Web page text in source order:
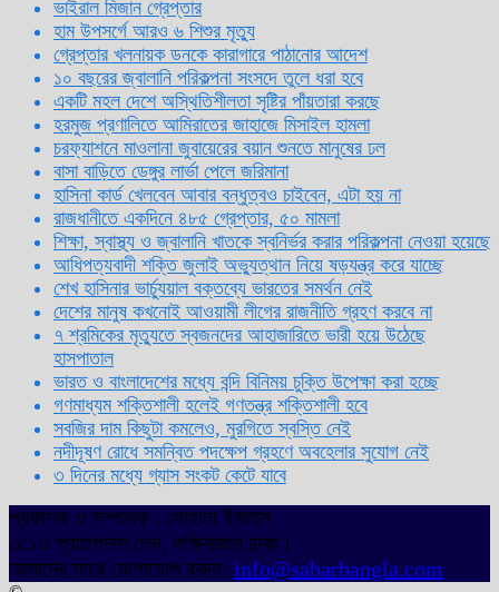
ভাইরাল মিজান গ্রেপ্তার
হাম উপসর্গে আরও ৬ শিশুর মৃত্যু
গ্রেপ্তার খলনায়ক ডনকে কারাগারে পাঠানোর আদেশ
১০ বছরের জ্বালানি পরিকল্পনা সংসদে তুলে ধরা হবে
একটি মহল দেশে অস্থিতিশীলতা সৃষ্টির পাঁয়তারা করছে
হরমুজ প্রণালিতে আমিরাতের জাহাজে মিসাইল হামলা
চরফ্যাশনে মাওলানা জুবায়েরের বয়ান শুনতে মানুষের ঢল
বাসা বাড়িতে ডেঙ্গুর লার্ভা পেলে জরিমানা
হাসিনা কার্ড খেলবেন আবার বন্ধুত্বও চাইবেন, এটা হয় না
রাজধানীতে একদিনে ৪৮৫ গ্রেপ্তার, ৫০ মামলা
শিক্ষা, স্বাস্থ্য ও জ্বালানি খাতকে স্বনির্ভর করার পরিকল্পনা নেওয়া হয়েছে
আধিপত্যবাদী শক্তি জুলাই অভ্যুত্থান নিয়ে ষড়যন্ত্র করে যাচ্ছে
শেখ হাসিনার ভার্চ্যুয়াল বক্তব্যে ভারতের সমর্থন নেই
দেশের মানুষ কখনোই আওয়ামী লীগের রাজনীতি গ্রহণ করবে না
৭ শ্রমিকের মৃত্যুতে স্বজনদের আহাজারিতে ভারী হয়ে উঠেছে
হাসপাতাল
ভারত ও বাংলাদেশের মধ্যে বন্দি বিনিময় চুক্তি উপেক্ষা করা হচ্ছে
গণমাধ্যম শক্তিশালী হলেই গণতন্ত্র শক্তিশালী হবে
সবজির দাম কিছুটা কমলেও, মুরগিতে স্বস্তি নেই
নদীদূষণ রোধে সমন্বিত পদক্ষেপ গ্রহণে অবহেলার সুযোগ নেই
৩ দিনের মধ্যে গ্যাস সংকট কেটে যাবে
প্রকাশক ও সম্পাদক : সোহানা ইসলাম
৩/১৩ প্রতাপদাশ লেন, লক্ষিবাজার ঢাকা।
আমাদের সাথে যোগাযোগ করুন: info@sabarbangla.com